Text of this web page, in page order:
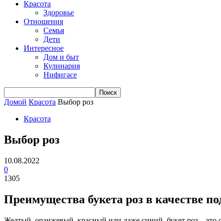
Красота
Здоровье
Отношения
Семья
Дети
Интересное
Дом и быт
Кулинария
Нифигасе
Домой Красота Выбор роз
Красота
Выбор роз
10.08.2022
0
1305
Преимущества букета роз в качестве